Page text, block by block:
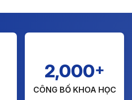
2,000+
CÔNG BỐ KHOA HỌC